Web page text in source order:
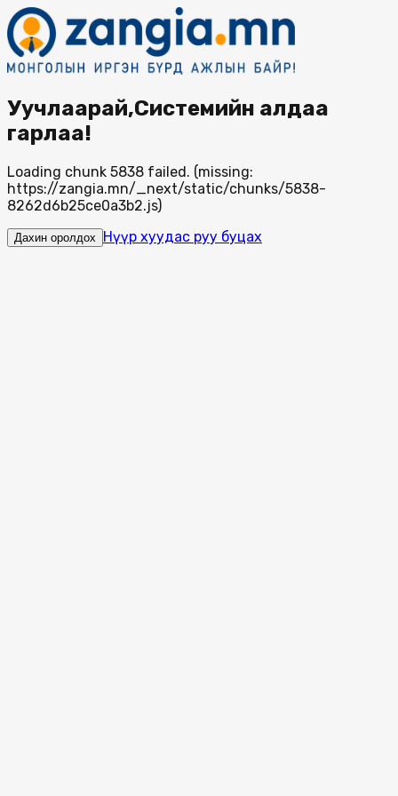
Уучлаарай,Системийн алдаа
гарлаа!
Loading chunk 5838 failed. (missing:
https://zangia.mn/_next/static/chunks/5838-
8262d6b25ce0a3b2.js)
Дахин оролдох Нүүр хуудас руу буцах